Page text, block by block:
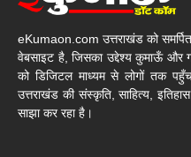
eKumaon.com उत्तराखंड को
वेबसाइट है, जिसका उद्देश्य कुमाऊँ और
को डिजिटल माध्यम से लोगों तक
उत्तराखंड की संस्कृति, साहित्य,
साझा कर रहा है।